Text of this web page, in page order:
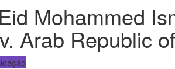
Mohammed
Arab Republic